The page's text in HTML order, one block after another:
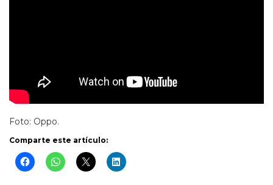
Foto: Oppo.
Comparte este artículo: